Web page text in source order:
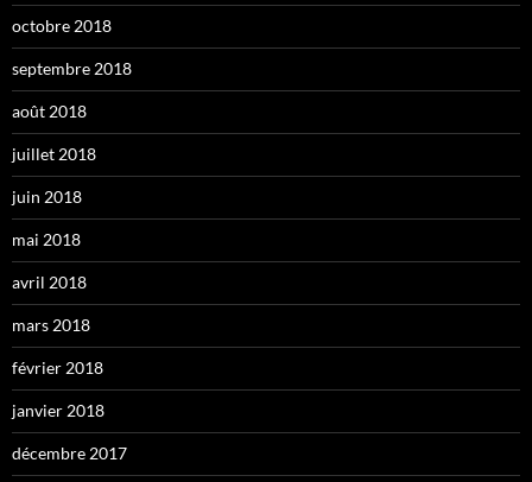
octobre 2018
septembre 2018
août 2018
juillet 2018
juin 2018
mai 2018
avril 2018
mars 2018
février 2018
janvier 2018
décembre 2017